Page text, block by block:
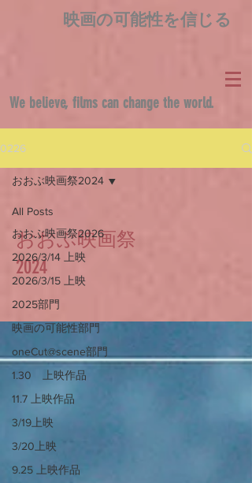
映画の可能性を信じる
We believe, films can change the world.
0226
All Posts
おおぶ映画祭2026
2026/3/14 上映
2026/3/15 上映
2025部門
映画の可能性部門
oneCut@scene部門
1.30 上映作品
11.7 上映作品
3/19上映
3/20上映
9.25 上映作品
おおぶ映画祭2024
おおぶ映画祭
2024